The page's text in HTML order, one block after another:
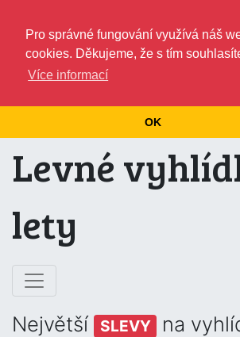
Pro správné fungování využívá náš
cookies. Děkujeme, že s tím
Více informací
OK
Levné
lety
Největší SLEVY
na